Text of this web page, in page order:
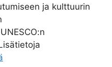
ja kulttuurin